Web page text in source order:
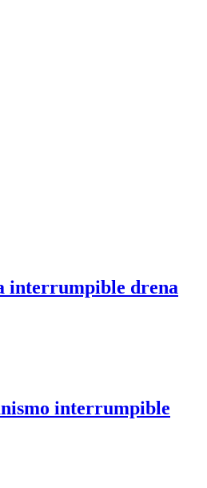
interrumpible drena
interrumpible